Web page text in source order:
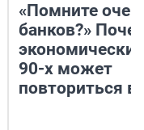
«Помните
банков?»
90-х может
повториться